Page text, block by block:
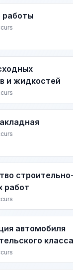
работы
и жидкостей
строительно-
работ
автомобиля
класса